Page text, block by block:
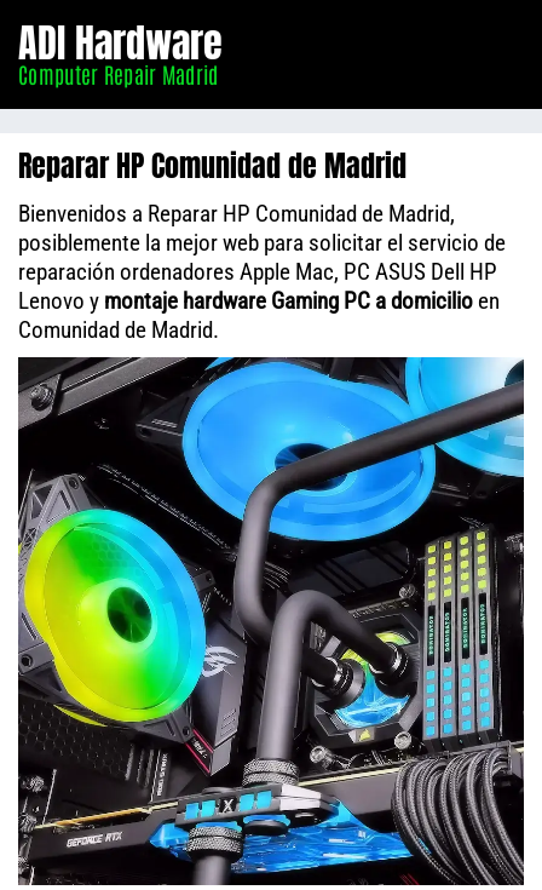
Madrid
ADI Hardware
Computer Repair Madrid
Reparar HP Comunidad de Madrid
Bienvenidos a Reparar HP Comunidad de Madrid,
posiblemente la mejor web para solicitar el servicio de
reparación ordenadores Apple Mac, PC ASUS Dell HP
Lenovo y montaje hardware Gaming PC a domicilio en
Comunidad de Madrid.